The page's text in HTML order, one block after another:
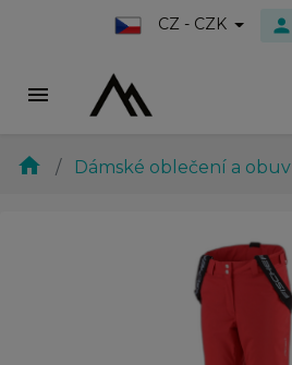
CZ - CZK person
menu
home Dámské oblečení a obuv